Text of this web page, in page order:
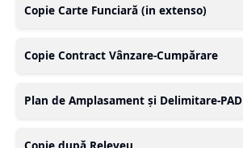
Copie Carte Funciară (in extenso)
Copie Contract Vânzare-Cumpărare
Plan de Amplasament și Delimitare-PAD
Copie după Releveu